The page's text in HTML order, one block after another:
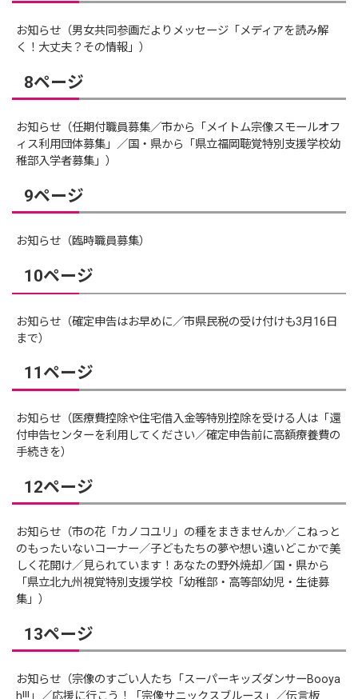
お知らせ（男女共同参画だよりメッセージ「メディアを読み解
く！大丈夫？その情報」）
8ページ
お知らせ（任期付職員募集／市から「メイトム宗像スモールオフ
ィス利用団体募集」／国・県から「県立福岡聴覚特別支援学校幼
稚部入学者募集」）
9ページ
お知らせ（臨時職員募集）
10ページ
お知らせ（確定申告はお早めに／市県民税の受け付けも3月16日
まで）
11ページ
お知らせ（医療費控除や住宅借入金等特別控除を受ける人は「還
付申告センターを利用してください／確定申告前に高額療養費の
手続きを）
12ページ
お知らせ（市の花「カノコユリ」の種をまきませんか／こねっと
のもったいないコーナー／子どもたちの夢や想い遠いどこかで美
しく花開け／見られています！あなたの野外焼却／国・県から
「県立北九州視覚特別支援学校「幼稚部・高等部幼児・生徒募
集」）
13ページ
お知らせ（宗像のすごい人たち「スーパーキッズダンサーBooya